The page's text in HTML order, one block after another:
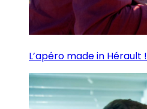
L’apéro made in Hérault !